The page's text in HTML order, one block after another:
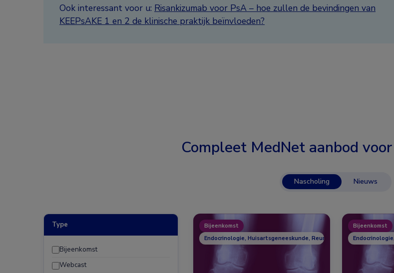
Ook interessant voor u: Risankizumab voor PsA – hoe zullen de bevindingen van
KEEPsAKE 1 en 2 de klinische praktijk beïnvloeden?
Compleet MedNet aanbod voor
Nascholing Nieuws
Type
Bijeenkomst
Webcast
Bijeenkomst
Endocrinologie, Huisartsgeneeskunde, Reumatologie
Bijeenkomst